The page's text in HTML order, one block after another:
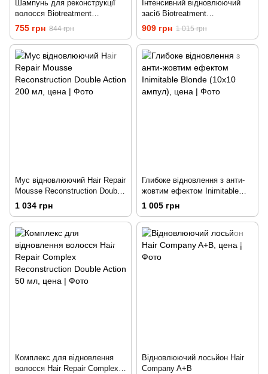
Шампунь для реконструкції
волосся Biotreatment
Reconstruction Brelil 1л
755 грн 844 грн
Інтенсивний відновлюючий
засіб Biotreatment
Reconstruction Brelil 1л
909 грн 1 015 грн
Мус відновлюючий Hair Repair
Mousse Reconstruction Double
Action 200 мл
1 034 грн
Глибоке відновлення з анти-
жовтим ефектом Inimitable
Blonde (10х10 ампул)
1 005 грн
Комплекс для відновлення
волосся Hair Repair Complex
Відновлюючий лосьйон Hair
Company A+B